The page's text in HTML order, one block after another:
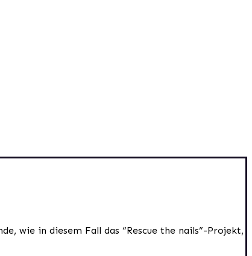
wie in diesem Fall das “Rescue the nails”-Projekt,